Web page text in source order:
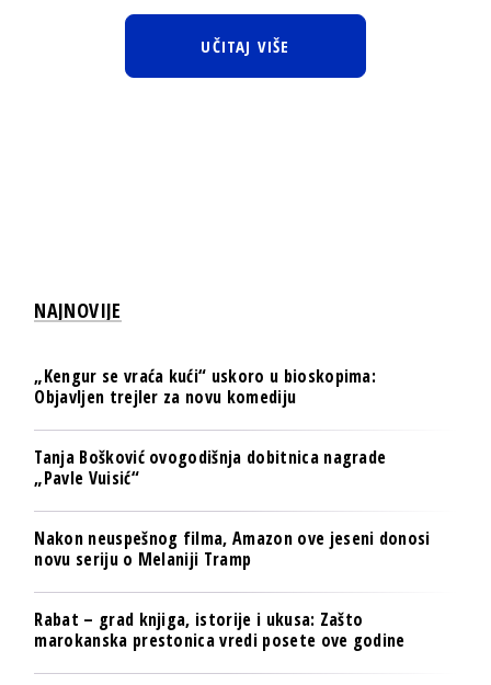
UČITAJ VIŠE
NAJNOVIJE
„Kengur se vraća kući“ uskoro u bioskopima:
Objavljen trejler za novu komediju
Tanja Bošković ovogodišnja dobitnica nagrade
„Pavle Vuisić“
Nakon neuspešnog filma, Amazon ove jeseni donosi
novu seriju o Melaniji Tramp
Rabat – grad knjiga, istorije i ukusa: Zašto
marokanska prestonica vredi posete ove godine